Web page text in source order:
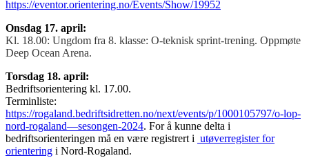
https://eventor.orientering.no/Events/Show/19952
Onsdag 17. april:
Kl. 18.00: Ungdom fra 8. klasse: O-teknisk sprint-trening. Oppmøte
Deep Ocean Arena.
Torsdag 18. april:
Bedriftsorientering kl. 17.00.
Terminliste:
https://rogaland.bedriftsidretten.no/next/events/p/1000105797/o-lop-
nord-rogaland—sesongen-2024. For å kunne delta i
bedriftsorienteringen må en være registrert i utøverregister for
orientering i Nord-Rogaland.